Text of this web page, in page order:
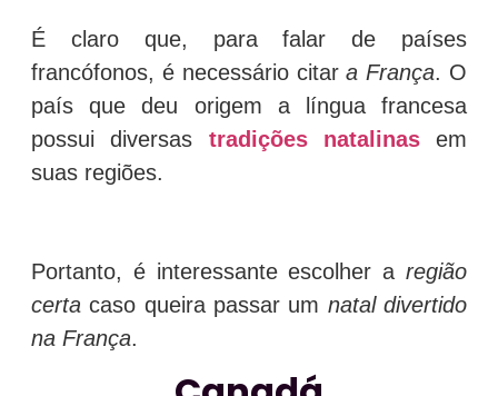
É claro que, para falar de países
francófonos, é necessário citara França. O
país que deu origem a língua francesa
possui diversas tradições natalinasem
suas regiões.
Portanto, é interessante escolher a região
certa caso queira passar um natal divertido
na França.